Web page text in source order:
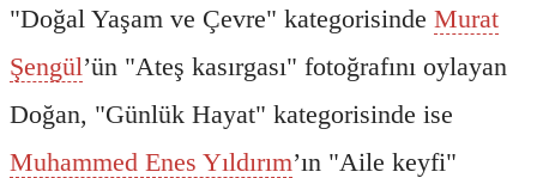
"Doğal Yaşam ve Çevre" kategorisinde Murat
Şengül’ün "Ateş kasırgası" fotoğrafını oylayan
Doğan, "Günlük Hayat" kategorisinde ise
Muhammed Enes Yıldırım’ın "Aile keyfi"